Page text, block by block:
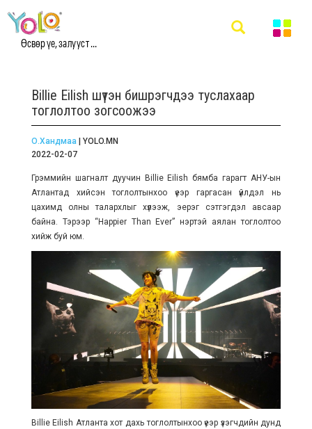
Өсвөр үе, залууст ...
Billie Eilish шүтэн бишрэгчдээ туслахаар
тоглолтоо зогсоожээ
О.Хандмаа| YOLO.MN
2022-02-07
Грэммийн шагналт дуучин Billie Eilish бямба гарагт АНУ-ын
Атлантад хийсэн тоглолтынхоо үеэр гаргасан үйлдэл нь
цахимд олны талархлыг хүлээж, эерэг сэтгэгдэл авсаар
байна. Тэрээр “Happier Than Ever” нэртэй аялан тоглолтоо
хийж буй юм.
Billie Eilish Атланта хот дахь тоглолтынхоо үеэр үзэгчдийн дунд